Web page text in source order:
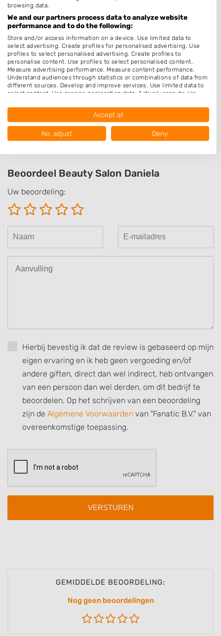
Heren
Kinderkapper
Thuiskapper
Barber
Epileren
Pruiken
Openingstijden
Op afspraak
Beoordeel Beauty Salon Daniela
Uw beoordeling:
Hierbij bevestig ik dat de review is gebaseerd op mijn
eigen ervaring en ik heb geen vergoeding en/of
andere giften, direct dan wel indirect, heb ontvangen
van een persoon dan wel derden, om dit bedrijf te
beoordelen. Op het schrijven van een beoordeling
zijn de Algemene Voorwaarden van "Fanatic B.V." van
overeenkomstige toepassing.
GEMIDDELDE BEOORDELING:
Nog geen beoordelingen
browsing data.
We and our partners process data to analyze website
performance and to do the following:
Store and/or access information on a device. Use limited data to
select advertising. Create profiles for personalised advertising. Use
profiles to select personalised advertising. Create profiles to
personalise content. Use profiles to select personalised content.
Measure advertising performance. Measure content performance.
Understand audiences through statistics or combinations of data from
different sources. Develop and improve services. Use limited data to
select content. Use precise geolocation data. Actively scan device
Data may be shared outside of the European Union and send to the
Your consent and the cookie policy applies solely to this website/app.
View Partner List (1016 IAB Vendors)
We use your data for the following purposes:
Store and/or access information on a device
Use profiles to select personalised
advertising
Create profiles to personalise content
Measure content performance
Understand audiences through statistics
or combinations of data from different
sources
Develop and improve services
IAB Special Features:
Identify devices based on information
actively requested
Non-IAB processing purposes:
Performance
Accept all
No, adjust Deny